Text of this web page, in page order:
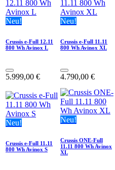
Neu!
Crussis e-Full 12.11
800 Wh Avinox L
5.999,00 €
Neu!
Crussis e-Full 11.11
800 Wh Avinox XL
4.790,00 €
Neu!
Crussis e-Full 11.11
800 Wh Avinox S
Neu!
Crussis ONE-Full
11.11 800 Wh Avinox
XL